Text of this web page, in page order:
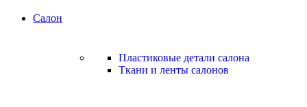
Салон
Пластиковые детали салона
Ткани и ленты салонов